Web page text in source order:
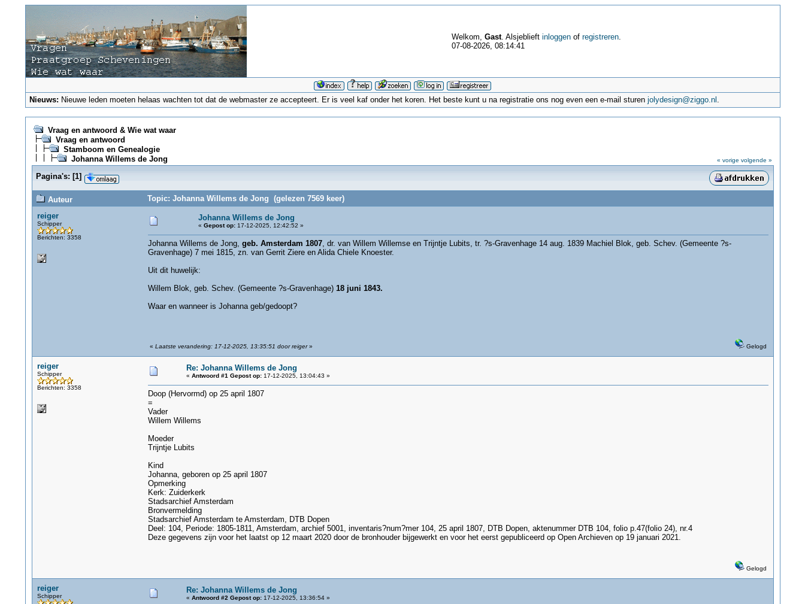
Welkom, Gast. Alsjeblieft inloggenof registreren.
07-08-2026, 08:14:41
Nieuws: Nieuwe leden moeten helaas wachten tot dat de webmaster ze accepteert. Er is veel kaf onder het koren. Het beste kunt u na registratie ons nog even een e-mail sturenjolydesign@ziggo.nl .
Vraag en antwoord & Wie wat waar
Vraag en antwoord
Stamboom en Genealogie
Johanna Willems de Jong
« vorige volgende »
Pagina's: [1]
Auteur
Topic: Johanna Willems de Jong (gelezen 7569 keer)
reiger
Schipper
Berichten: 3358
Johanna Willems de Jong
« Gepost op:17-12-2025, 12:42:52 »
Johanna Willems de Jong, geb. Amsterdam 1807, dr. van Willem Willemse en Trijntje Lubits, tr. ?s-Gravenhage 14 aug. 1839 Machiel Blok, geb. Schev. (Gemeente ?s-
Gravenhage) 7 mei 1815, zn. van Gerrit Ziere en Alida Chiele Knoester.
Uit dit huwelijk:
Willem Blok, geb. Schev. (Gemeente ?s-Gravenhage) 18 juni 1843.
Waar en wanneer is Johanna geb/gedoopt?
« Laatste verandering: 17-12-2025, 13:35:51 door reiger» Gelogd
reiger
Schipper
Berichten: 3358
Re: Johanna Willems de Jong
« Antwoord #1 Gepost op:17-12-2025, 13:04:43 »
Doop (Hervormd) op 25 april 1807
=
Vader
Willem Willems
Moeder
Trijntje Lubits
Kind
Johanna, geboren op 25 april 1807
Opmerking
Kerk: Zuiderkerk
Stadsarchief Amsterdam
Bronvermelding
Stadsarchief Amsterdam te Amsterdam, DTB Dopen
Deel: 104, Periode: 1805-1811, Amsterdam, archief 5001, inventaris?num?mer 104, 25 april 1807, DTB Dopen, aktenummer DTB 104, folio p.47(folio 24), nr.4
Deze gegevens zijn voor het laatst op 12 maart 2020 door de bronhouder bijgewerkt en voor het eerst gepubliceerd op Open Archieven op 19 januari 2021.
Gelogd
reiger
Schipper
Re: Johanna Willems de Jong
« Antwoord #2 Gepost op:17-12-2025, 13:36:54 »